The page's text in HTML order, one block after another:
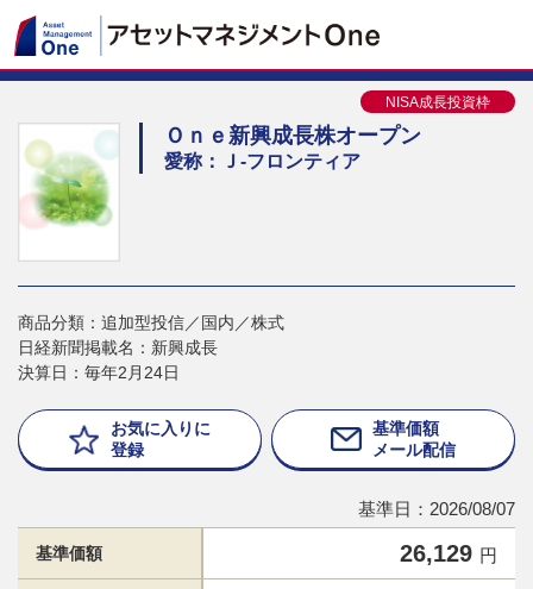
NISA成長投資枠
Ｏｎｅ新興成長株オープン
愛称：Ｊ-フロンティア
商品分類：追加型投信／国内／株式
日経新聞掲載名：新興成長
決算日：毎年2月24日
お気に入りに
登録
基準価額
メール配信
基準日：2026/08/07
基準価額 26,129 円